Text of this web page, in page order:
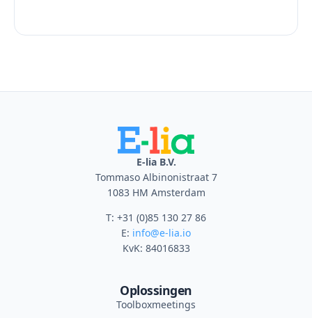
E-lia B.V.
Tommaso Albinonistraat 7
1083 HM Amsterdam
T: +31 (0)85 130 27 86
E: info@e-lia.io
KvK: 84016833
Oplossingen
Toolboxmeetings